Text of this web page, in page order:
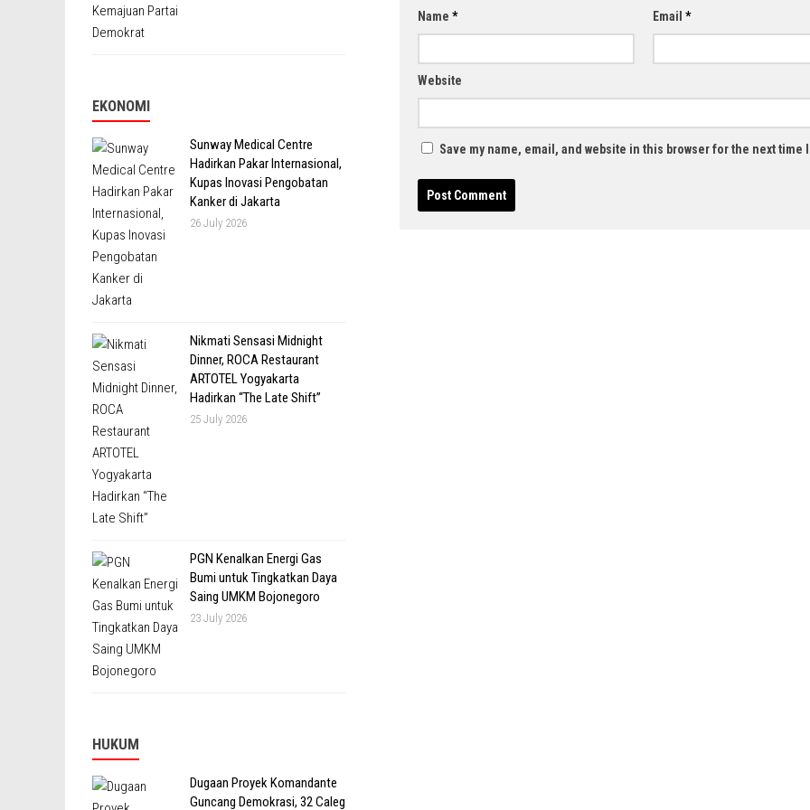
Name * Email *
Website
Save my name, email, and website in this browser for the next time
EKONOMI
Sunway Medical Centre
Hadirkan Pakar Internasional,
Kupas Inovasi Pengobatan
Kanker di Jakarta
26 July 2026
Nikmati Sensasi Midnight
Dinner, ROCA Restaurant
ARTOTEL Yogyakarta
Hadirkan “The Late Shift”
25 July 2026
PGN Kenalkan Energi Gas
Bumi untuk Tingkatkan Daya
Saing UMKM Bojonegoro
23 July 2026
HUKUM
Dugaan Proyek Komandante
Guncang Demokrasi, 32 Caleg